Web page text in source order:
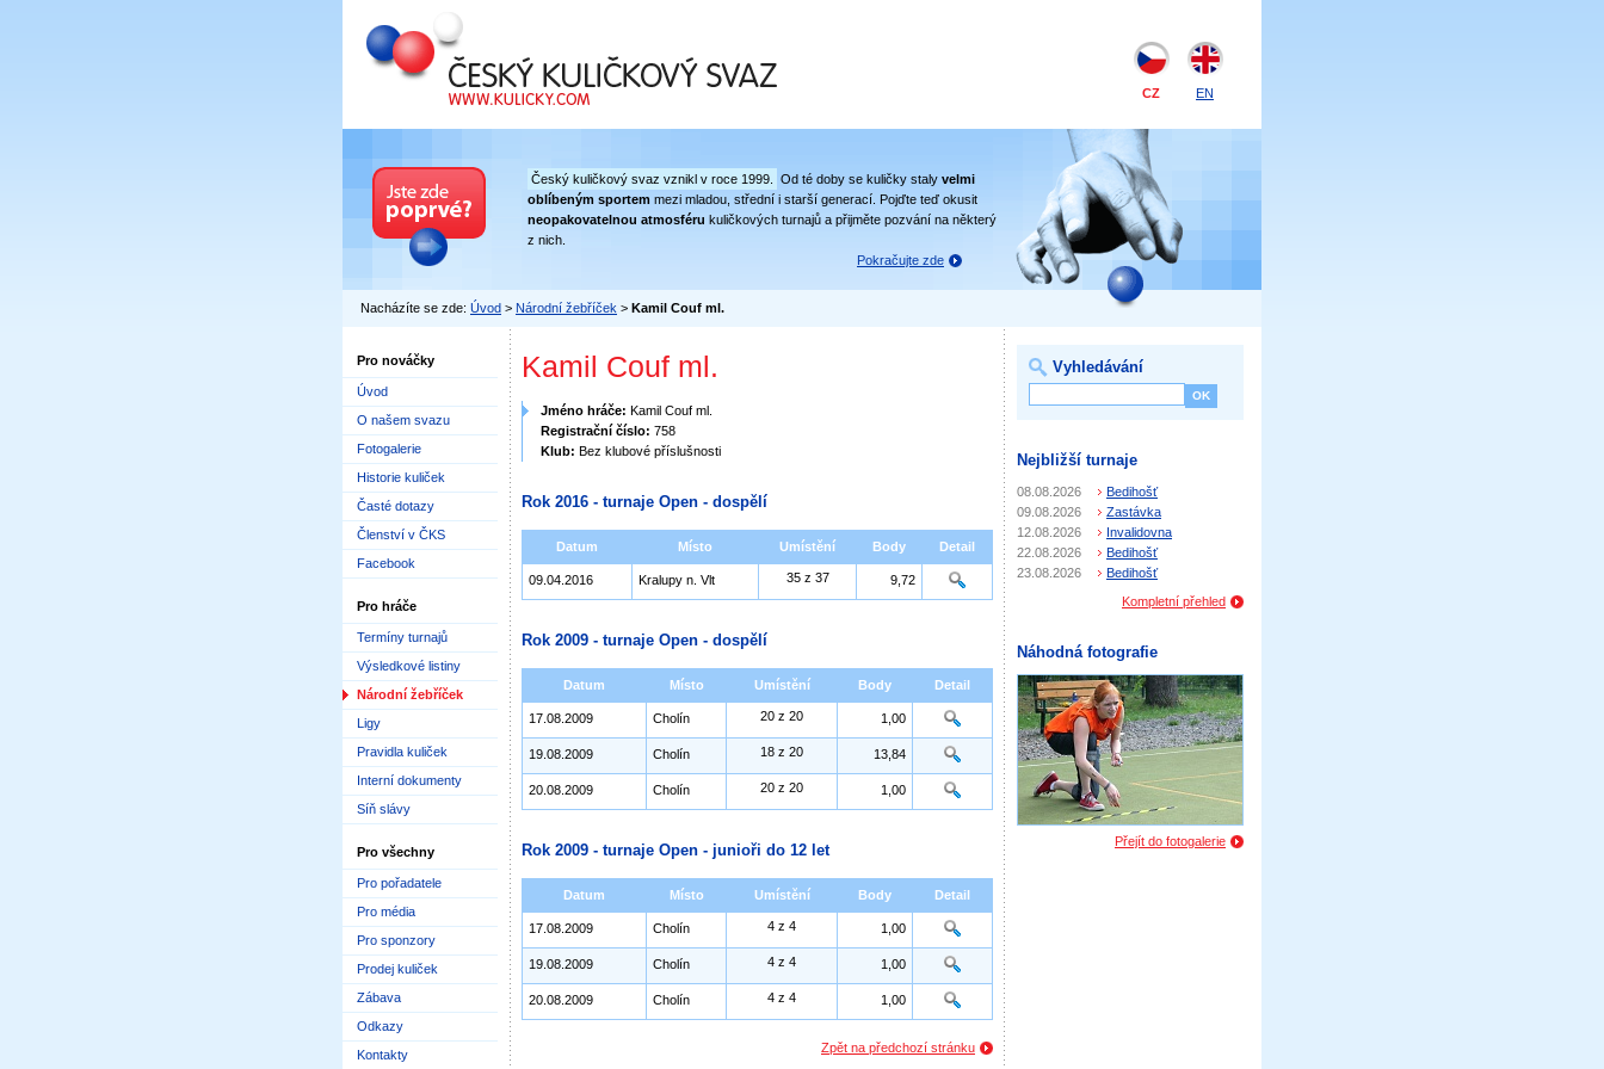
Český kuličkový svaz
CZ EN
Český kuličkový svaz vznikl v roce 1999. Od té doby se kuličky staly velmi
oblíbeným sportem mezi mladou, střední i starší generací. Pojďte teď okusit
neopakovatelnou atmosféru kuličkových turnajů a přijměte pozvání na některý
z nich.
Pokračujte zde
Nacházíte se zde: Úvod > Národní žebříček > Kamil Couf ml.
Pro nováčky
Úvod
O našem svazu
Fotogalerie
Historie kuliček
Časté dotazy
Členství v ČKS
Facebook
Pro hráče
Termíny turnajů
Výsledkové listiny
Národní žebříček
Ligy
Pravidla kuliček
Interní dokumenty
Síň slávy
Pro všechny
Pro pořadatele
Pro média
Pro sponzory
Prodej kuliček
Zábava
Odkazy
Kontakty
Kamil Couf ml.
Jméno hráče: Kamil Couf ml.
Registrační číslo: 758
Klub: Bez klubové příslušnosti
Rok 2016 - turnaje Open - dospělí
Datum Místo Umístění Body Detail
09.04.2016 Kralupy n. Vlt 35 z 37 9,72
Rok 2009 - turnaje Open - dospělí
Datum Místo Umístění Body Detail
17.08.2009 Cholín 20 z 20 1,00
19.08.2009 Cholín 18 z 20 13,84
20.08.2009 Cholín 20 z 20 1,00
Rok 2009 - turnaje Open - junioři do 12 let
Datum Místo Umístění Body Detail
17.08.2009 Cholín 4 z 4 1,00
19.08.2009 Cholín 4 z 4 1,00
20.08.2009 Cholín 4 z 4 1,00
Zpět na předchozí stránku
Vyhledávání
Nejbližší turnaje
08.08.2026
Bedihošť
09.08.2026
Zastávka
12.08.2026
Invalidovna
22.08.2026
Bedihošť
23.08.2026
Bedihošť
Kompletní přehled
Náhodná fotografie
Přejít do fotogalerie